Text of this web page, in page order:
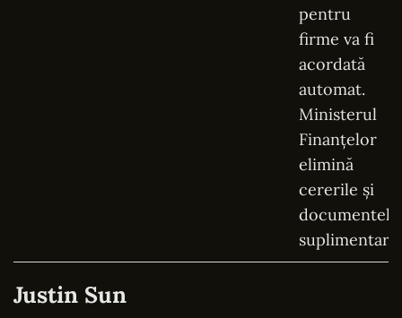
Justin Sun